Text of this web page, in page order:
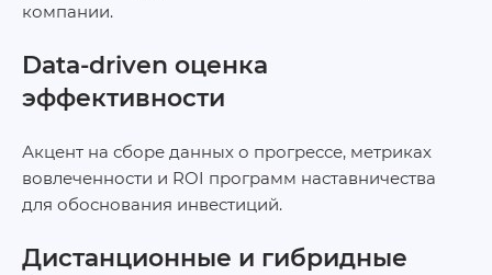
компании.
Data-driven оценка
эффективности
Акцент на сборе данных о прогрессе, метриках
вовлеченности и ROI программ наставничества
для обоснования инвестиций.
Дистанционные и гибридные